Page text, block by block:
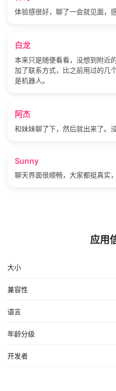
体验感很好，聊了一会就见面，
白龙
本来只是随便看看，没想到附近
加了联系方式，比之前用过的几
是机器人。
阿杰
和妹妹聊了下，然后就出来了。
Sunny
聊天界面很顺畅，大家都挺真实
应用
大小
兼容性
语言
年龄分级
开发者